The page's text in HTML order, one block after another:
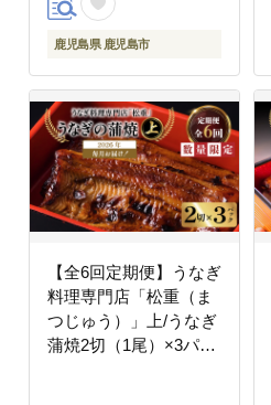
鹿児島県 鹿児島市
【全6回定期便】うなぎ
料理専門店「松重（ま
つじゅう）」上/うなぎ
蒲焼2切（1尾）×3パッ